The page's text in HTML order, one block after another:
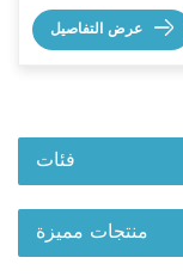
عرض التفاصيل
فئات
منتجات مميزة